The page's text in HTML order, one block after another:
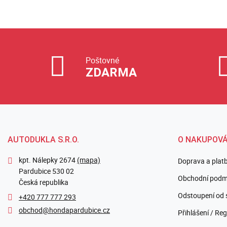
Poštovné
ZDARMA
AUTODUKLA S.R.O.
kpt. Nálepky 2674 (mapa)
Pardubice 530 02
Česká republika
+420 777 777 293
obchod@hondapardubice.cz
O
Doprava a
Obchodní
Odstoupení od
Přihlášení /